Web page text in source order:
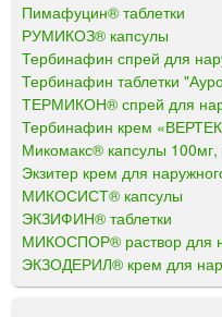
Пимафуцин® таблетки
РУМИКОЗ® капсулы
Тербинафин спрей для
Тербинафин таблетки
ТЕРМИКОН® спрей для
Тербинафин крем
Микомакс® капсулы 100мг,
Экзитер крем для
МИКОСИСТ® капсулы
ЭКЗИФИН® таблетки
МИКОСПОР® раствор для
ЭКЗОДЕРИЛ® крем для